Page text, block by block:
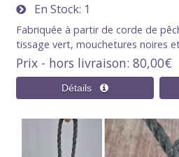
En Stock 1
Fabriquée à partir de corde de
tissage vert, mouchetures noires
Prix - hors livraison 80,00€